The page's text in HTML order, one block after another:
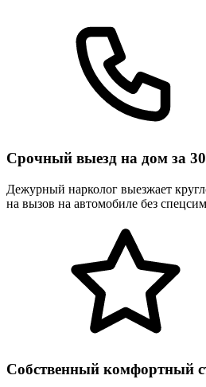
Срочный выезд на дом за
Дежурный нарколог выезжает
на вызов на автомобиле без
Собственный комфортный